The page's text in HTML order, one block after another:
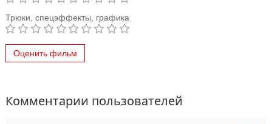
Трюки, спецэффекты, графика
Оценить фильм
Комментарии пользователей